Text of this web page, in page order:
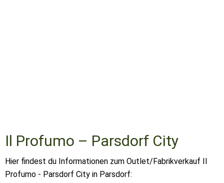
Il Profumo – Parsdorf City
Hier findest du Informationen zum Outlet/Fabrikverkauf Il
Profumo - Parsdorf City in Parsdorf: